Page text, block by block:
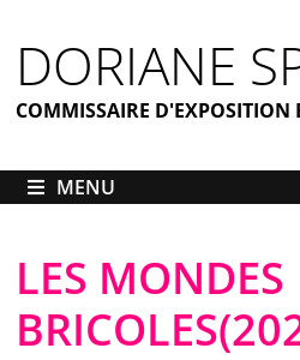
DORIANE
COMMISSAIRE D'EXPOSITION
MENU
LES MONDES